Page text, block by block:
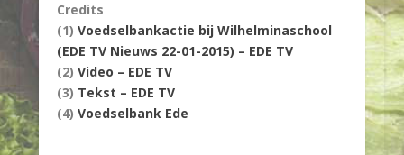
Credits
(1) Voedselbankactie bij Wilhelminaschool
(EDE TV Nieuws 22-01-2015) – EDE TV
(2) Video – EDE TV
(3) Tekst – EDE TV
(4) Voedselbank Ede